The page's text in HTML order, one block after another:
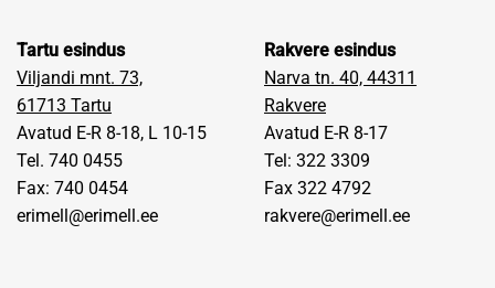
Tartu esindus
Viljandi mnt. 73,
61713 Tartu
Avatud E-R 8-18, L 10-15
Tel. 740 0455
Fax: 740 0454
erimell@erimell.ee
Rakvere esindus
Narva tn. 40, 44311
Rakvere
Avatud E-R 8-17
Tel: 322 3309
Fax 322 4792
rakvere@erimell.ee